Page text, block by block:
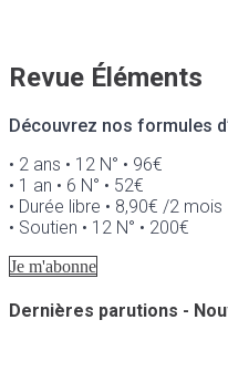
Revue Éléments
Découvrez nos formules
• 2 ans • 12 N° • 96€
• 1 an • 6 N° • 52€
• Durée libre • 8,90€ /2 mois
• Soutien • 12 N° • 200€
Je m'abonne
Dernières parutions -